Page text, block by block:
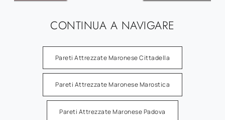
CONTINUA A NAVIGARE
Pareti Attrezzate Maronese Cittadella
Pareti Attrezzate Maronese Marostica
Pareti Attrezzate Maronese Padova